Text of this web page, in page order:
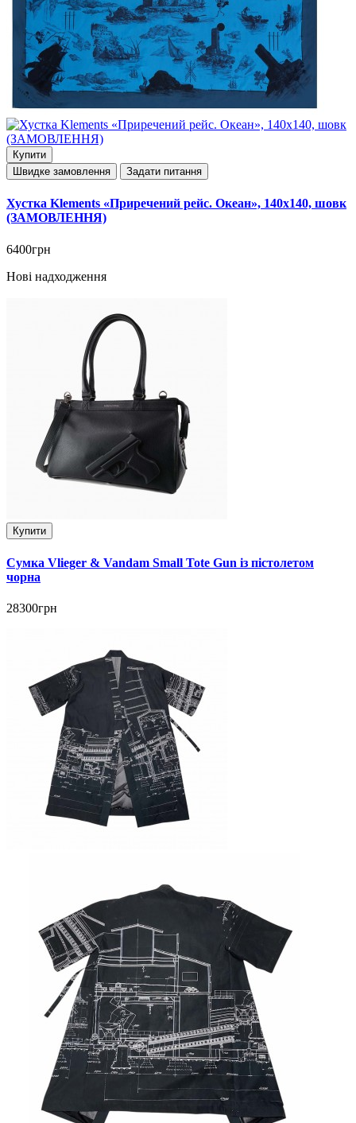
Купити
Швидке замовлення
Задати питання
Хустка Klements «Приречений рейс. Океан», 140x140, шовк
(ЗАМОВЛЕННЯ)
6400грн
Нові надходження
Купити
Сумка Vlieger & Vandam Small Tote Gun із пістолетом
чорна
28300грн